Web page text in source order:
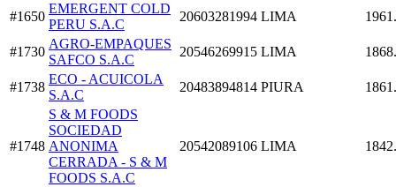
#1650
EMERGENT COLD
PERU S.A.C
20603281994 LIMA
#1730
AGRO-EMPAQUES
SAFCO S.A.C
20546269915 LIMA
#1738
ECO - ACUICOLA
S.A.C
20483894814 PIURA
#1748
S & M FOODS
SOCIEDAD
ANONIMA
CERRADA - S & M
FOODS S.A.C
20542089106 LIMA